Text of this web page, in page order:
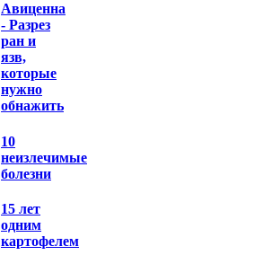
Авиценна
- Разрез
ран и
язв,
которые
нужно
обнажить
10
неизлечимые
болезни
15 лет
одним
картофелем